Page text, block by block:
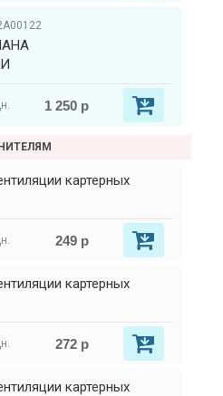
1 250 р
картерных
249 р
картерных
272 р
картерных